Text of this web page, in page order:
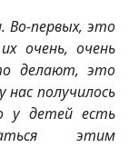
Во-первых, это
очень, очень
делают, это
получилось
у детей есть
этим